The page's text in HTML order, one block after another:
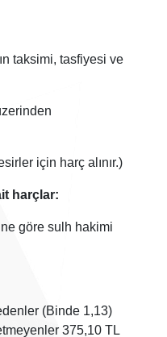
taksimi, tasfiyesi ve
üzerinden
için harç alınır.)
harçlar:
göre sulh hakimi
(Binde 1,13)
375,10 TL